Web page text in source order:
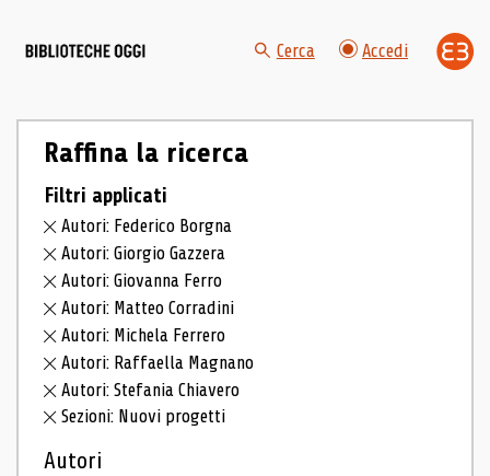
Cerca Accedi
Raffina la ricerca
Filtri applicati
Autori: Federico Borgna
Autori: Giorgio Gazzera
Autori: Giovanna Ferro
Autori: Matteo Corradini
Autori: Michela Ferrero
Autori: Raffaella Magnano
Autori: Stefania Chiavero
Sezioni: Nuovi progetti
Autori